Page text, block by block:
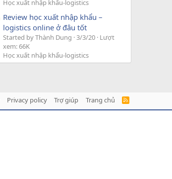
Học xuất nhập khẩu-logistics
Review học xuất nhập khẩu –
logistics online ở đâu tốt
Started by Thành Dung 3/3/20 Lượt
xem: 66K
Học xuất nhập khẩu-logistics
Privacy policy Trợ giúp Trang chủ
R